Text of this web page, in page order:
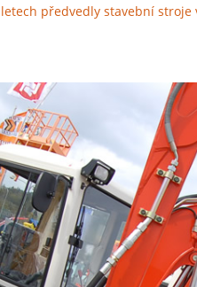
předvedly stavební stroje